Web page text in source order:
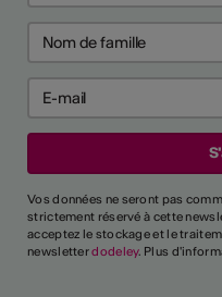
Vos données ne seront pas
strictement réservé à cette
acceptez le stockage et le
newsletterdodeley. Plus